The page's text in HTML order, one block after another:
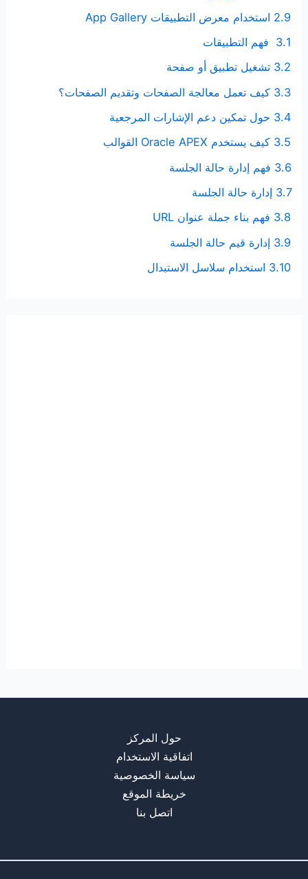
2.9 استخدام معرض التطبيقات App Gallery
3.1 فهم التطبيقات
3.2 تشغيل تطبيق أو صفحة
3.3 كيف تعمل معالجة الصفحات وتقديم الصفحات؟
3.4 حول تمكين دعم الإشارات المرجعية
3.5 كيف يستخدم Oracle APEX القوالب
3.6 فهم إدارة حالة الجلسة
3.7 إدارة حالة الجلسة
3.8 فهم بناء جملة عنوان URL
3.9 إدارة قيم حالة الجلسة
3.10 استخدام سلاسل الاستبدال
حول المركز
اتفاقية الاستخدام
سياسة الخصوصية
خريطة الموقع
اتصل بنا